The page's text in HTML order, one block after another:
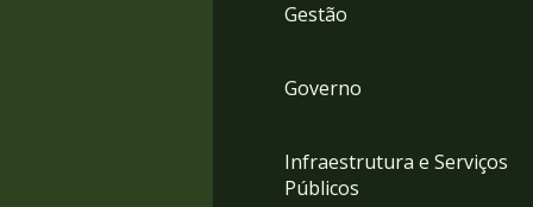
Gestão
Governo
Infraestrutura e Serviços
Públicos